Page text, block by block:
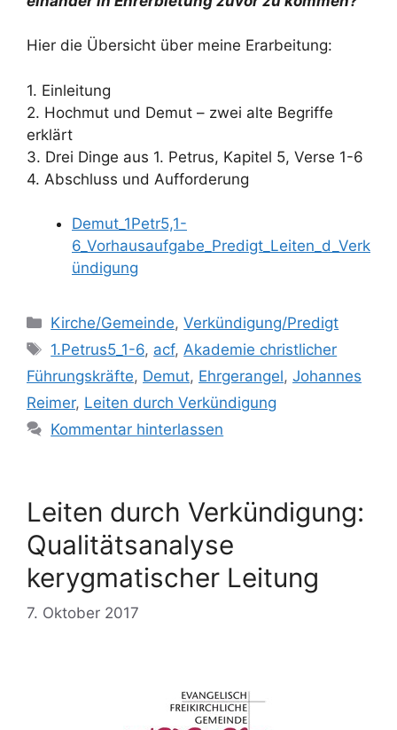
Hier die Übersicht über meine Erarbeitung:
1. Einleitung
2. Hochmut und Demut – zwei alte Begriffe
erklärt
3. Drei Dinge aus 1. Petrus, Kapitel 5, Verse 1-6
4. Abschluss und Aufforderung
Demut_1Petr5,1-
6_Vorhausaufgabe_Predigt_Leiten_d_Verk
ündigung
Kategorien
Kirche/Gemeinde,Verkündigung/Predigt
Schlagwörter
1.Petrus5_1-6, acf,Akademie christlicher
Führungskräfte, Demut, Ehrgerangel, Johannes
Reimer, Leiten durch Verkündigung
Kommentar hinterlassen
Leiten durch Verkündigung:
Qualitätsanalyse
kerygmatischer Leitung
7. Oktober 2017